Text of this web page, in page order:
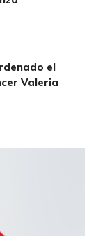
el
Valeria